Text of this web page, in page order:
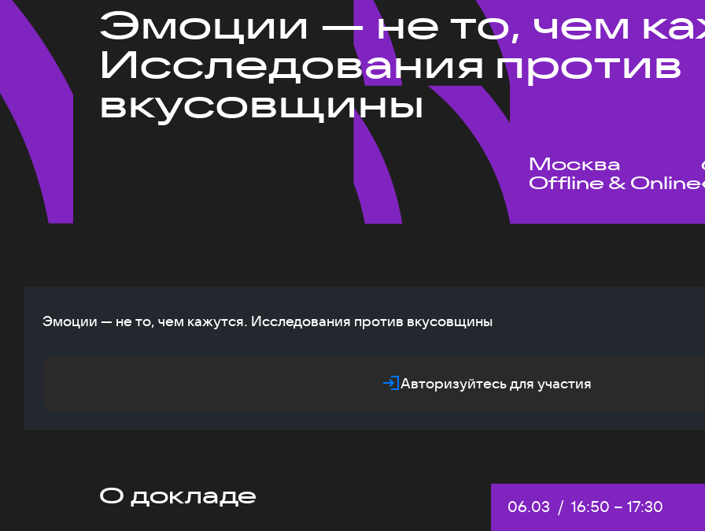
Эмоции — не то, чем
Исследования против
вкусовщины
Москва
Offline & Online
Эмоции — не то, чем кажутся. Исследования против вкусовщины
Авторизуйтесь для участия
О докладе Дата:
06.03 / Начало:
16:50 – Конец:
17:30